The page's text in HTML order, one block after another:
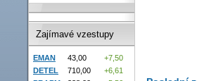
Zajímavé vzestupy
EMAN 43,00
+7,50
DETEL
710,00
+6,61